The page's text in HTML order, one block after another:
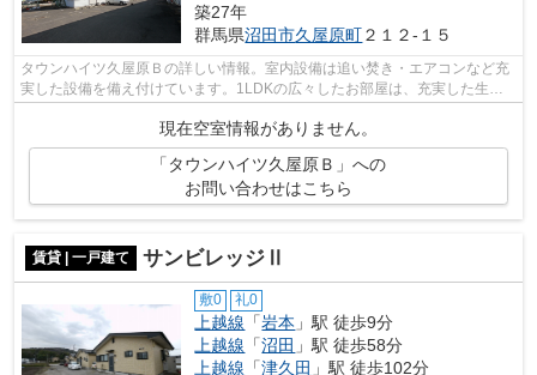
築27年
群馬県沼田市久屋原町２１２-１５
タウンハイツ久屋原Ｂの詳しい情報。室内設備は追い焚き・エアコンなど充
実した設備を備え付けています。1LDKの広々したお部屋は、充実した生活
現在空室情報がありません。
「タウンハイツ久屋原Ｂ」への
お問い合わせはこちら
賃貸 | 一戸建て サンビレッジⅡ
敷0 礼0
上越線 「岩本 」駅 徒歩9分
上越線 「沼田 」駅 徒歩58分
上越線 「津久田 」駅 徒歩102分